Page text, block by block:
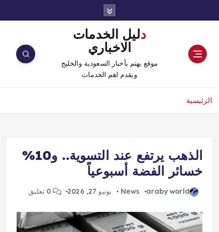
دليل الخدمات
الاخباري
موقع يهتم بأخبار السعودية والخليج
ويقدم اهم الخدمات
الرئيسية
الذهب يرتفع عند التسوية.. و10%
خسائر الفضة أسبوعياً
araby world
News يونيو 27, 2026 0 تعليق